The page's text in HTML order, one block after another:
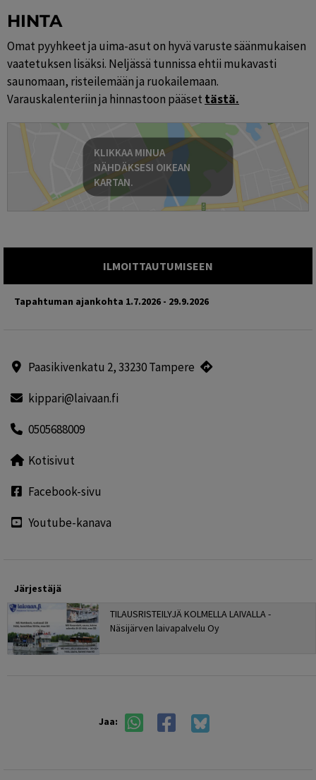
HINTA
Omat pyyhkeet ja uima-asut on hyvä varuste säänmukaisen
vaatetuksen lisäksi. Neljässä tunnissa ehtii mukavasti
saunomaan, risteilemään ja ruokailemaan.
Varauskalenteriin ja hinnastoon pääset tästä.
KLIKKAA MINUA
NÄHDÄKSESI OIKEAN
KARTAN.
ILMOITTAUTUMISEEN
Tapahtuman ajankohta 1.7.2026 - 29.9.2026
Paasikivenkatu 2, 33230 Tampere
kippari@laivaan.fi
0505688009
Kotisivut
Facebook-sivu
Youtube-kanava
Järjestäjä
TILAUSRISTEILYJÄ KOLMELLA LAIVALLA -
Näsijärven laivapalvelu Oy
Jaa: